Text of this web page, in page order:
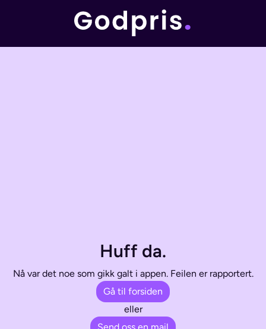
Huff da.
Nå var det noe som gikk galt i appen. Feilen er rapportert.
Gå til forsiden
eller